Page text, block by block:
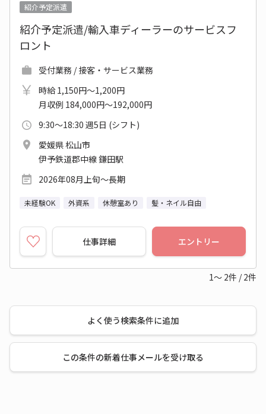
紹介予定派遣
紹介予定派遣/輸入車ディーラーのサービスフ
ロント
受付業務 / 接客・サービス業務
時給 1,150円～1,200円
月収例 184,000円～192,000円
9:30～18:30 週5日 (シフト)
愛媛県 松山市
伊予鉄道郡中線 鎌田駅
2026年08月上旬～長期
未経験OK 外資系 休憩室あり 髪・ネイル自由
仕事詳細 エントリー
1～ 2件 / 2件
よく使う検索条件に追加
この条件の新着仕事メールを受け取る